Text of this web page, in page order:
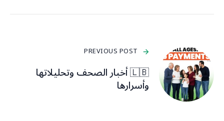
PREVIOUS POST
🇱🇧 أخبار الصحف وتحليلاتها
وأسرارها